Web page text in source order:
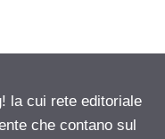
la cui rete editoriale
che contano sul